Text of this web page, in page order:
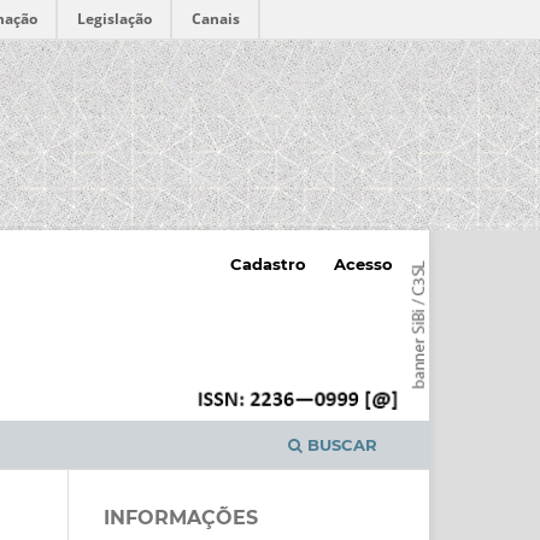
Legislação Canais
BUSCAR
Cadastro Acesso
INFORMAÇÕES